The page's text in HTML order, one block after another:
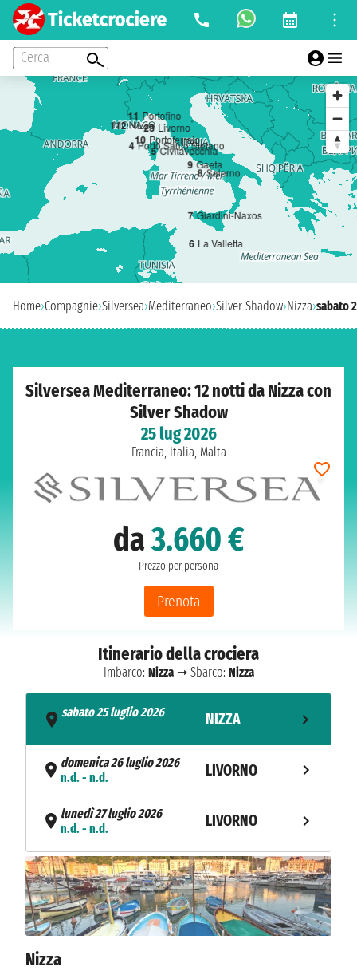
Cerca
112 Nizza
23 Livorno
4 Porto Santo Stefano
5 Civitavecchia
6 La Valletta
7 Giardini-Naxos
8 Salerno
9 Gaeta
10 Portoferraio
11 Portofino
Home›Compagnie›Silversea›Mediterraneo›Silver Shadow›Nizza›sabato
Silversea Mediterraneo: 12 notti da Nizza con
Silver Shadow
25 lug 2026
Francia, Italia, Malta
da3.660 €
Prezzo per persona
Prenota
Itinerario della crociera
Imbarco: Nizza➞ Sbarco: Nizza
sabato 25 luglio 2026
NIZZA
domenica 26 luglio 2026
n.d. - n.d.
LIVORNO
lunedì 27 luglio 2026
n.d. - n.d.
LIVORNO
martedì 28 luglio 2026
n.d. - n.d.
PORTO SANTO
STEFANO
mercoledì 29 luglio 2026
n.d. - n.d.
CIVITAVECCHIA
Nizza